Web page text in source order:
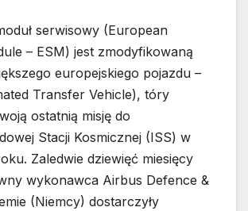
serwisowy (European
– ESM) jest zmodyfikowaną
europejskiego pojazdu –
Transfer Vehicle), tóry
ostatnią misję do
Stacji Kosmicznej (ISS) w
Zaledwie dziewięć miesięcy
wykonawca Airbus Defence &
(Niemcy) dostarczyły